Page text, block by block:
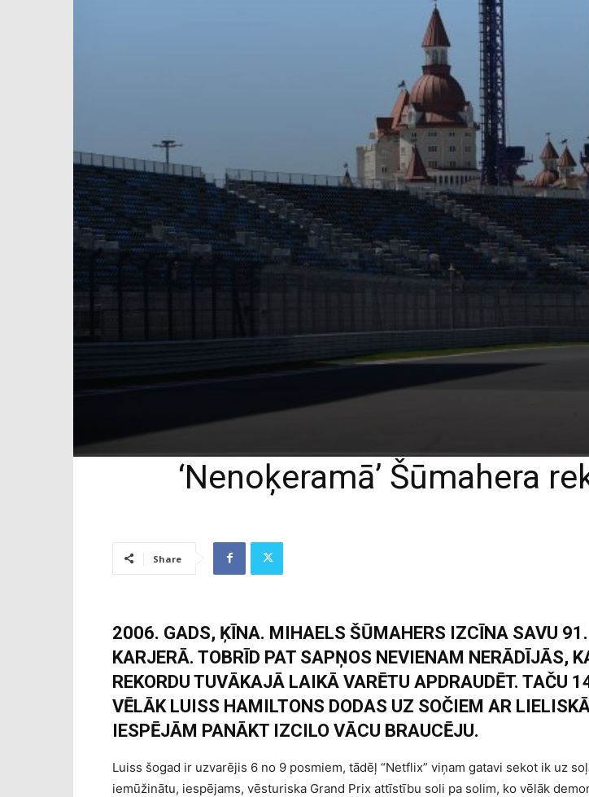
‘Nenoķeramā’ Šūmahera
Share
2006. GADS, ĶĪNA. MIHAELS ŠŪMAHERS IZCĪNA SAVU
KARJERĀ. TOBRĪD PAT SAPŅOS NEVIENAM NERĀDĪJĀS,
REKORDU TUVĀKAJĀ LAIKĀ VARĒTU APDRAUDĒT. TAČU
VĒLĀK LUISS HAMILTONS DODAS UZ SOČIEM AR
IESPĒJĀM PANĀKT IZCILO VĀCU BRAUCĒJU.
Luiss šogad ir uzvarējis 6 no 9 posmiem, tādēļ “Netflix” viņam gatavi sekot ik uz
iemūžinātu, iespējams, vēsturiska Grand Prix attīstību soli pa solim, ko vēlāk